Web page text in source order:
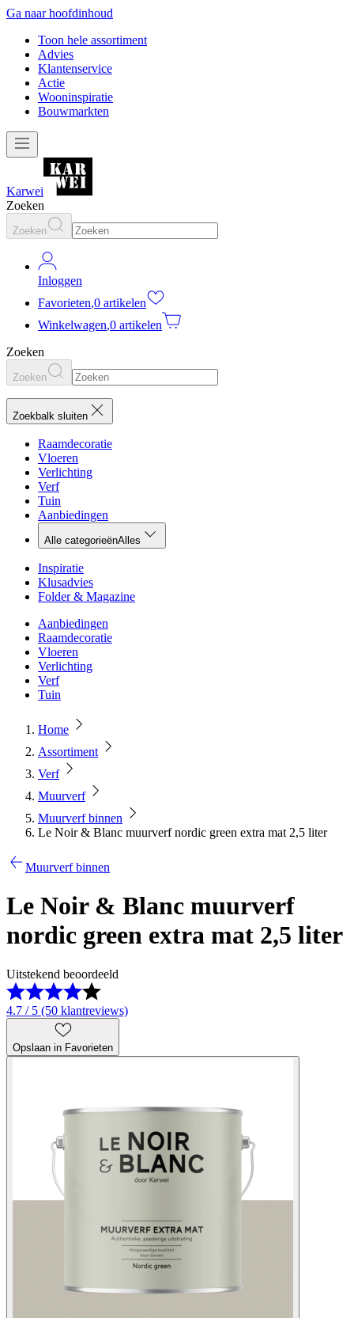
Ga naar hoofdinhoud
Toon hele assortiment
Advies
Klantenservice
Actie
Wooninspiratie
Bouwmarkten
Karwei
Zoeken
Zoeken
Inloggen
Favorieten,0 artikelen
Winkelwagen,0 artikelen
Zoeken
Zoeken
Zoekbalk sluiten
Raamdecoratie
Vloeren
Verlichting
Verf
Tuin
Aanbiedingen
Alle categorieënAlles
Inspiratie
Klusadvies
Folder & Magazine
Aanbiedingen
Raamdecoratie
Vloeren
Verlichting
Verf
Tuin
Home
Assortiment
Verf
Muurverf
Muurverf binnen
Le Noir & Blanc muurverf nordic green extra mat 2,5 liter
Muurverf binnen
Le Noir & Blanc muurverf
nordic green extra mat 2,5 liter
Uitstekend beoordeeld
4.7 / 5 (50 klantreviews)
Opslaan in Favorieten